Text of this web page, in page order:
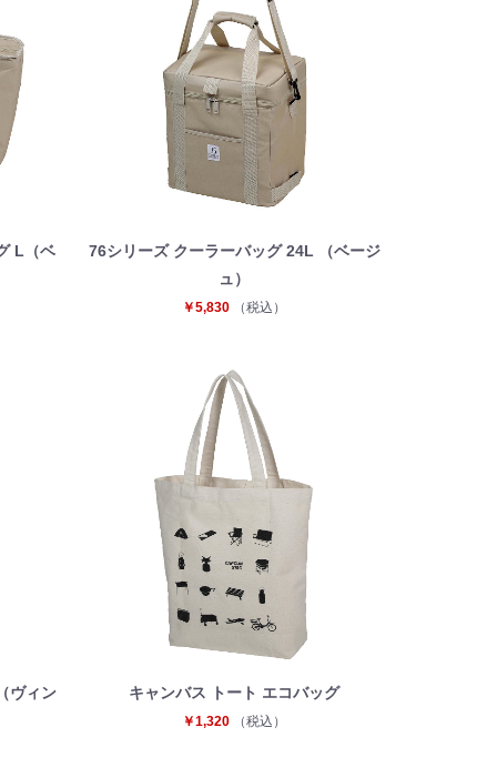
L（ベ
76シリーズ クーラーバッグ 24L （ベージ
ュ）
￥5,830 （税込）
ヴィン キャンバス トート エコバッグ
￥1,320 （税込）